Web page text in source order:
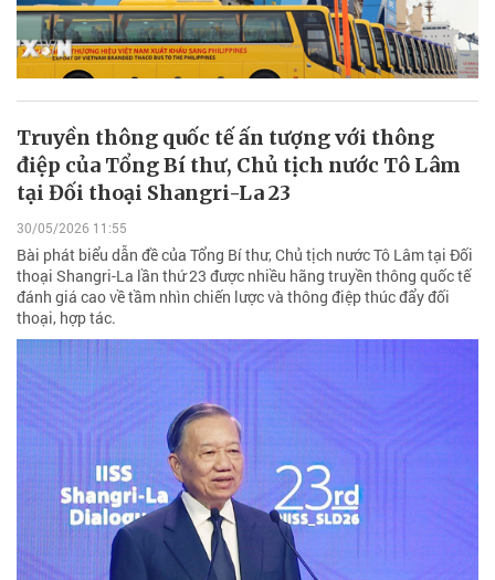
Truyền thông quốc tế ấn tượng với thông
điệp của Tổng Bí thư, Chủ tịch nước Tô Lâm
tại Đối thoại Shangri-La 23
30/05/2026 11:55
Bài phát biểu dẫn đề của Tổng Bí thư, Chủ tịch nước Tô Lâm tại Đối
thoại Shangri-La lần thứ 23 được nhiều hãng truyền thông quốc tế
đánh giá cao về tầm nhìn chiến lược và thông điệp thúc đẩy đối
thoại, hợp tác.